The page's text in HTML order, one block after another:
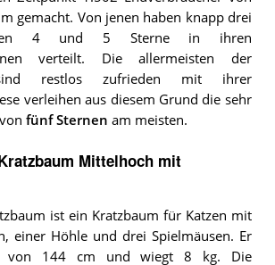
gemacht. Von jenen haben knapp drei
4 und 5 Sterne in ihren
verteilt. Die allermeisten der
restlos zufrieden mit ihrer
verleihen aus diesem Grund die sehr
fünf Sternen am meisten.
Mittelhoch mit
ist ein Kratzbaum für Katzen mit
einer Höhle und drei Spielmäusen. Er
von 144 cm und wiegt 8 kg. Die